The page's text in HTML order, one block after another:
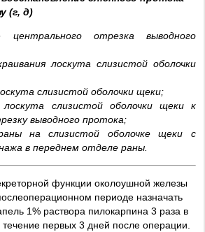
отрезка выводного
лоскута слизистой оболочки
слизистой оболочки щеки;
слизистой оболочки щеки к
выводного протока;
на слизистой оболочке щеки с
в переднем отделе раны.
функции околоушной железы
периоде назначать
1% раствора пилокарпина 3 раза в
первых 3 дней после операции.